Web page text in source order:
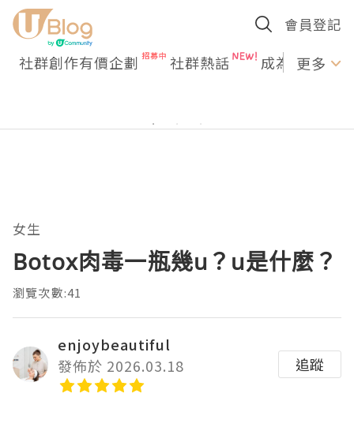
會員登記
社群創作有價企劃 社群熱話 成為U更多
女生
Botox肉毒一瓶幾u？u是什麼？
瀏覽次數:41
enjoybeautiful
發佈於 2026.03.18
追蹤